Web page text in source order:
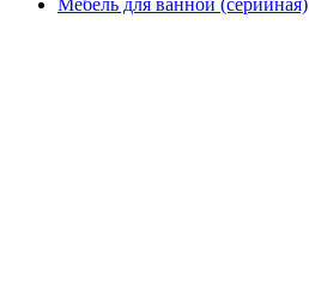
Мебель для ванной (серийная)